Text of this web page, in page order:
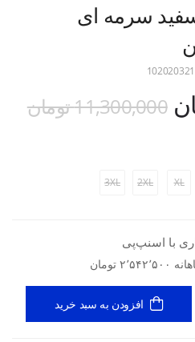
سفید سرمه ای
11,300,000 تومان
XL
2XL
3XL
با اسنپ‌پی
افزودن به سبد خرید